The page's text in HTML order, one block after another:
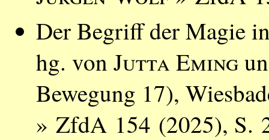
Der Begriff der Magie
hg. von Jutta Eming
Bewegung 17),
» ZfdA 154 (2025), S.